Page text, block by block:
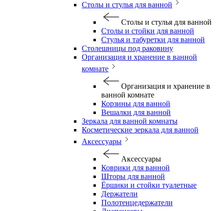
Столы и стулья для ванной
Столы и стулья для ванной
Столы и стойки для ванной
Стулья и табуретки для ванной
Столешницы под раковину
Организация и хранение в ванной
комнате
Организация и хранение в
ванной комнате
Корзины для ванной
Вешалки для ванной
Зеркала для ванной комнаты
Косметические зеркала для ванной
Аксессуары
Аксессуары
Коврики для ванной
Шторы для ванной
Ёршики и стойки туалетные
Держатели
Полотенцедержатели